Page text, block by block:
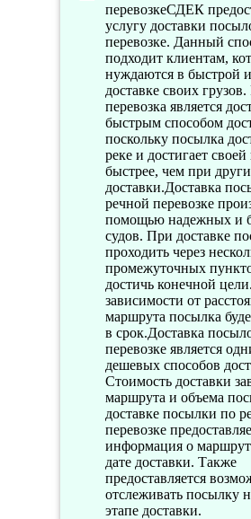
перевозкеСДЕК
услугу доставки
перевозке. Данный
подходит клиентам,
нуждаются в быстрой
доставке своих грузов.
перевозка является
быстрым способом
поскольку посылка
реке и достигает своей
быстрее, чем при
доставки.Доставка
речной перевозке
помощью надежных и
судов. При доставке
проходить через
промежуточных
достичь конечной
зависимости от
маршрута посылка
в срок.Доставка
перевозке является
дешевых способов
Стоимость доставки
маршрута и объема
доставке посылки по
перевозке
информация о
дате доставки. Также
предоставляется
отслеживать посылку
этапе доставки.